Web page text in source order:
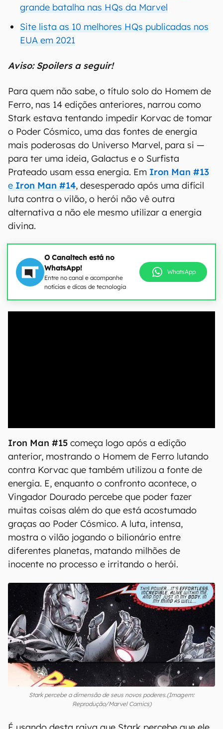
grande batalha nas HQs da Marvel
Site lista as 10 melhores HQs publicadas nos
EUA em 2021
Aviso: Spoilers a seguir!
Para quem não sabe, o título solo do Homem de
Ferro, nas 14 edições anteriores, narrou como
Stark estava tentando impedir Korvac de tomar
o Poder Cósmico, uma das fontes de energia
mais poderosas do Universo Marvel, para si —
para ter uma ideia, Galactus e o Surfista
Prateado usam essa energia. Em Iron Man #13
e Iron Man #14, desesperado após uma difícil
luta contra o vilão, o herói não vê outra
alternativa a não ele mesmo utilizar a energia
divina.
O Canaltech está no
WhatsApp!
Entre no canal e acompanhe
notícias e dicas de tecnologia
WhatsApp
Iron Man #15 começa logo após a edição
anterior, mostrando o Homem de Ferro lutando
contra Korvac que também utilizou a fonte de
energia. E, enquanto o confronto acontece, o
Vingador Dourado percebe que poder fazer
muitas coisas além do que está acostumado
graças ao Poder Cósmico. A luta, intensa,
mostra o vilão jogando o bilionário entre
diferentes planetas, matando milhões de
inocente no processo e irritando o herói.
Stark percebe a dimensão de seus novos poderes.(Imagem:
Reprodução/Marvel Comics)